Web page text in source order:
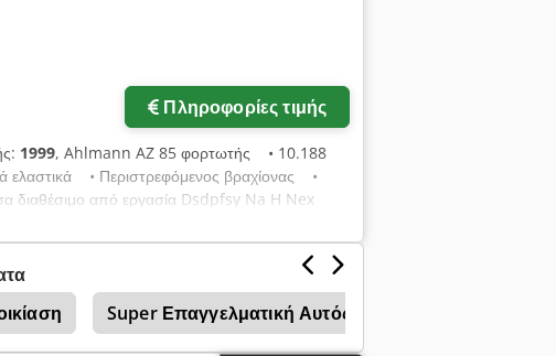
Πληροφορίες τιμής
1999, Ahlmann AZ 85 φορτωτής • 10.188
ελαστικά • Περιστρεφόμενος βραχίονας •
διαθέσιμο από εργασία Dsdpfsy Na H Nex
Super Επαγγελματική Αυτός 08 Τροχό Φορτωτής